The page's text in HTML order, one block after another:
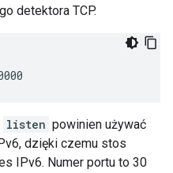
detektora TCP.
listen powinien używać
dzięki czemu stos
IPv6. Numer portu to 30